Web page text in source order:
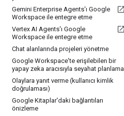
Gemini Enterprise Agents'ı Google
Workspace ile entegre etme
Vertex AI Agents'ı Google
Workspace ile entegre etme
Chat alanlarında projeleri yönetme
Google Workspace'te erişilebilen bir
yapay zeka aracısıyla seyahat planlama
Olaylara yanıt verme (kullanıcı kimlik
doğrulaması)
Google Kitaplar'daki bağlantıları
önizleme